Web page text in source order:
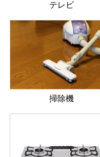
テレビ
掃除機